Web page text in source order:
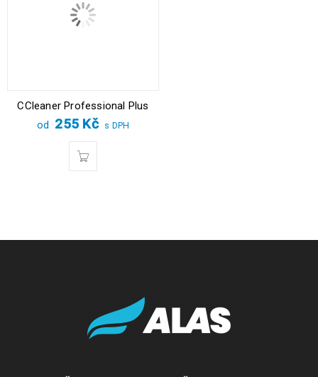
CCleaner Professional Plus
od 255 Kč s DPH